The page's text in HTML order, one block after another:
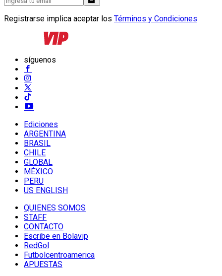
Registrarse implica aceptar los Términos y Condiciones
síguenos
Ediciones
ARGENTINA
BRASIL
CHILE
GLOBAL
MÉXICO
PERU
US ENGLISH
QUIENES SOMOS
STAFF
CONTACTO
Escribe en Bolavip
RedGol
Futbolcentroamerica
APUESTAS